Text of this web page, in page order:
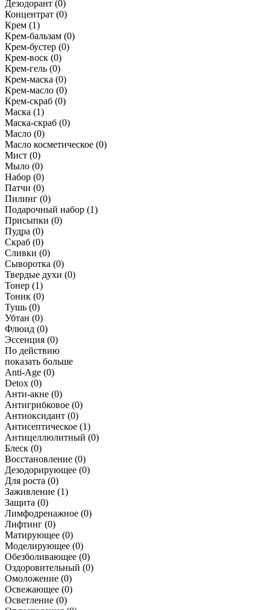
Дезодорант (0)
Концентрат (0)
Крем (1)
Крем-бальзам (0)
Крем-бустер (0)
Крем-воск (0)
Крем-гель (0)
Крем-маска (0)
Крем-масло (0)
Крем-скраб (0)
Маска (1)
Маска-скраб (0)
Масло (0)
Масло косметическое (0)
Мист (0)
Мыло (0)
Набор (0)
Патчи (0)
Пилинг (0)
Подарочный набор (1)
Присыпки (0)
Пудра (0)
Скраб (0)
Сливки (0)
Сыворотка (0)
Твердые духи (0)
Тонер (1)
Тоник (0)
Тушь (0)
Убтан (0)
Флюид (0)
Эссенция (0)
По действию
показать больше
Anti-Age (0)
Detox (0)
Анти-акне (0)
Антигрибковое (0)
Антиоксидант (0)
Антисептическое (1)
Антицеллюлитный (0)
Блеск (0)
Восстановление (0)
Дезодорирующее (0)
Для роста (0)
Заживление (1)
Защита (0)
Лимфодренажное (0)
Лифтинг (0)
Матирующее (0)
Моделирующее (0)
Обезболивающее (0)
Оздоровительный (0)
Омоложение (0)
Освежающее (0)
Осветление (0)